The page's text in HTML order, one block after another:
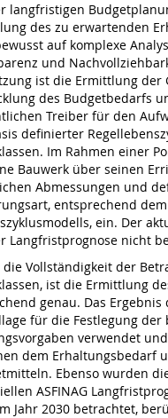
langfristigen
des zu erwartenden
auf komplexe
und
ist die Ermittlung
des Budgetbedarfs
Treiber für den
definierter
Im Rahmen einer
Bauwerk über seinen
Abmessungen und
entsprechend
ein. Der
Langfristprognose nicht
die Vollständigkeit der
ist die Ermittlung
genau. Das
für die Festlegung der
verwendet
dem Erhaltungsbedarf
Ebenso wurden
ASFINAG
Jahr 2030 betrachtet,